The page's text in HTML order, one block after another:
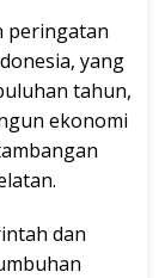
peringatan
yang
tahun,
ekonomi
dan